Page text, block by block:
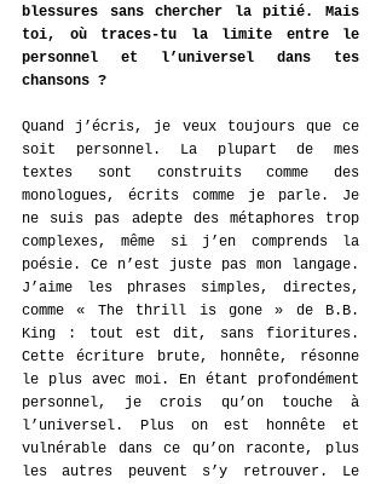
blessures sans chercher la pitié. Mais
toi, où traces-tu la limite entre le
personnel et l’universel dans tes
chansons ?
Quand j’écris, je veux toujours que ce
soit personnel. La plupart de mes
textes sont construits comme des
monologues, écrits comme je parle. Je
ne suis pas adepte des métaphores trop
complexes, même si j’en comprends la
poésie. Ce n’est juste pas mon langage.
J’aime les phrases simples, directes,
comme « The thrill is gone » de B.B.
King : tout est dit, sans fioritures.
Cette écriture brute, honnête, résonne
le plus avec moi. En étant profondément
personnel, je crois qu’on touche à
l’universel. Plus on est honnête et
vulnérable dans ce qu’on raconte, plus
les autres peuvent s’y retrouver. Le